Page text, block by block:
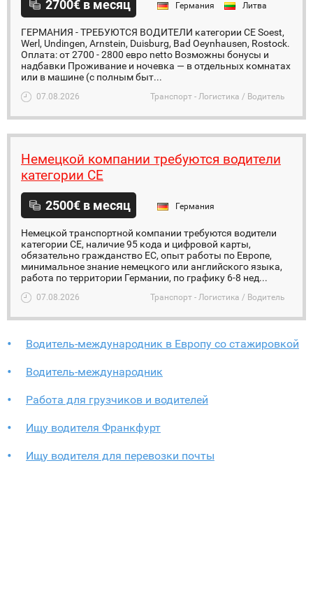
2700€ в месяц Германия Литва
ГЕРМАНИЯ - ТРЕБУЮТСЯ ВОДИТЕЛИ категории CE Soest,
Werl, Undingen, Arnstein, Duisburg, Bad Oeynhausen, Rostock.
Оплата: от 2700 - 2800 евро netto Возможны бонусы и
надбавки Проживание и ночевка — в отдельных комнатах
или в машине (с полным быт...
07.08.2026 Транспорт - Логистика / Водитель
Немецкой компании требуются водители
категории CE
2500€ в месяц Германия
Немецкой транспортной компании требуются водители
категории СЕ, наличие 95 кода и цифровой карты,
обязательно гражданство ЕС, опыт работы по Европе,
минимальное знание немецкого или английского языка,
работа по территории Германии, по графику 6-8 нед...
07.08.2026 Транспорт - Логистика / Водитель
Водитель-международник в Европу со стажировкой
Водитель-международник
Работа для грузчиков и водителей
Ищу водителя Франкфурт
Ищу водителя для перевозки почты